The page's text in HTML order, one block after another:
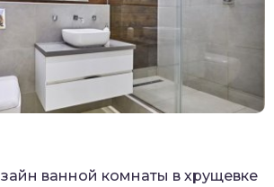
ванной комнаты в хрущевке